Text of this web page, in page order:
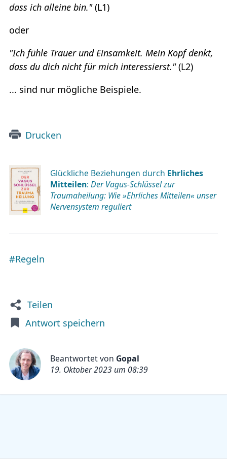
dass ich alleine bin."(L1)
oder
"Ich fühle Trauer und Einsamkeit. Mein Kopf denkt,
dass du dich nicht für mich interessierst."(L2)
... sind nur mögliche Beispiele.
Drucken
Glückliche Beziehungen durch Ehrliches
Mitteilen: Der Vagus-Schlüssel zur
Traumaheilung: Wie »Ehrliches Mitteilen« unser
Nervensystem reguliert
#Regeln
Teilen
Antwort speichern
Beantwortet von Gopal
19. Oktober 2023 um 08:39